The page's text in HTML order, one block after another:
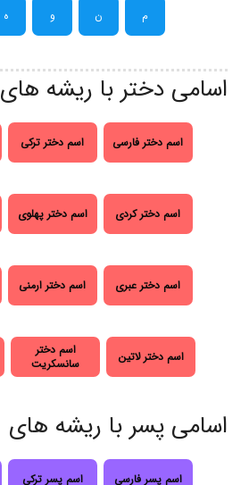
م ن و ه
اسامی دختر با ریشه های
اسم دختر فارسی اسم دختر ترکی
اسم دختر کردی اسم دختر پهلوی
اسم دختر عبری اسم دختر ارمنی
اسم دختر لاتین
اسم دختر
سانسکریت
اسامی پسر با ریشه های
اسم پسر فارسی اسم پسر ترکی